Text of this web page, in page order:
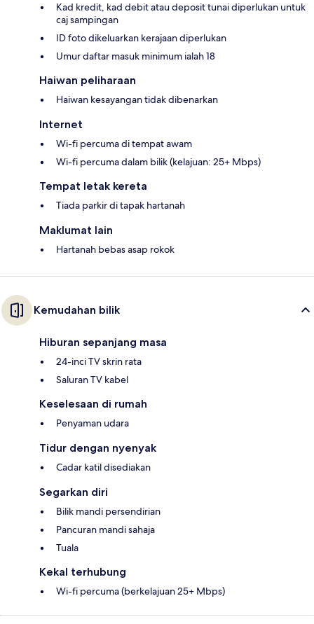
Kad kredit, kad debit atau deposit tunai diperlukan untuk
caj sampingan
ID foto dikeluarkan kerajaan diperlukan
Umur daftar masuk minimum ialah 18
Haiwan peliharaan
Haiwan kesayangan tidak dibenarkan
Internet
Wi-fi percuma di tempat awam
Wi-fi percuma dalam bilik (kelajuan: 25+ Mbps)
Tempat letak kereta
Tiada parkir di tapak hartanah
Maklumat lain
Hartanah bebas asap rokok
Kemudahan bilik
Hiburan sepanjang masa
24-inci TV skrin rata
Saluran TV kabel
Keselesaan di rumah
Penyaman udara
Tidur dengan nyenyak
Cadar katil disediakan
Segarkan diri
Bilik mandi persendirian
Pancuran mandi sahaja
Tuala
Kekal terhubung
Wi-fi percuma (berkelajuan 25+ Mbps)